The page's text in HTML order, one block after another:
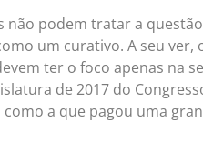
não podem tratar a
um curativo. A seu ver,
ter o foco apenas na
de 2017 do
a que pagou uma